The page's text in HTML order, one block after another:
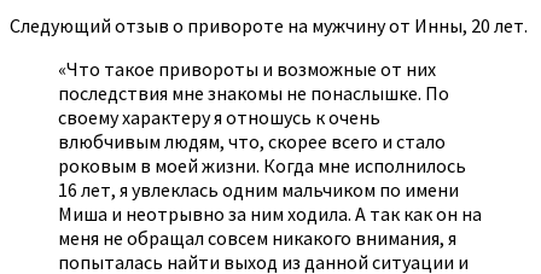
Следующий отзыв о привороте на мужчину от Инны, 20 лет.
«Что такое привороты и возможные от них
последствия мне знакомы не понаслышке. По
своему характеру я отношусь к очень
влюбчивым людям, что, скорее всего и стало
роковым в моей жизни. Когда мне исполнилось
16 лет, я увлеклась одним мальчиком по имени
Миша и неотрывно за ним ходила. А так как он на
меня не обращал совсем никакого внимания, я
попыталась найти выход из данной ситуации и